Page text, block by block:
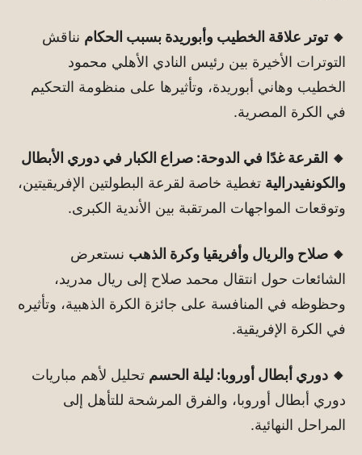
🔸 توتر علاقة الخطيب وأبوريدة بسبب الحكام نناقش
التوترات الأخيرة بين رئيس النادي الأهلي محمود
الخطيب وهاني أبوريدة، وتأثيرها على منظومة التحكيم
في الكرة المصرية.
🔸 القرعة غدًا في الدوحة: صراع الكبار في دوري الأبطال
والكونفيدرالية تغطية خاصة لقرعة البطولتين الإفريقيتين،
وتوقعات المواجهات المرتقبة بين الأندية الكبرى.
🔸 صلاح والريال وأفريقيا وكرة الذهب نستعرض
الشائعات حول انتقال محمد صلاح إلى ريال مدريد،
وحظوظه في المنافسة على جائزة الكرة الذهبية، وتأثيره
في الكرة الإفريقية.
🔸 دوري أبطال أوروبا: ليلة الحسم تحليل لأهم مباريات
دوري أبطال أوروبا، والفرق المرشحة للتأهل إلى
المراحل النهائية.